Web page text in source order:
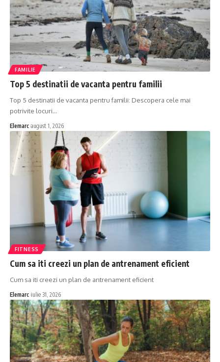
FAMILIE
Top 5 destinatii de vacanta pentru familii
Top 5 destinatii de vacanta pentru familii: Descopera cele mai
potrivite locuri…
Elemarc august 1, 2026
FITNESS
Cum sa iti creezi un plan de antrenament eficient
Cum sa iti creezi un plan de antrenament eficient
Elemarc iulie 31, 2026